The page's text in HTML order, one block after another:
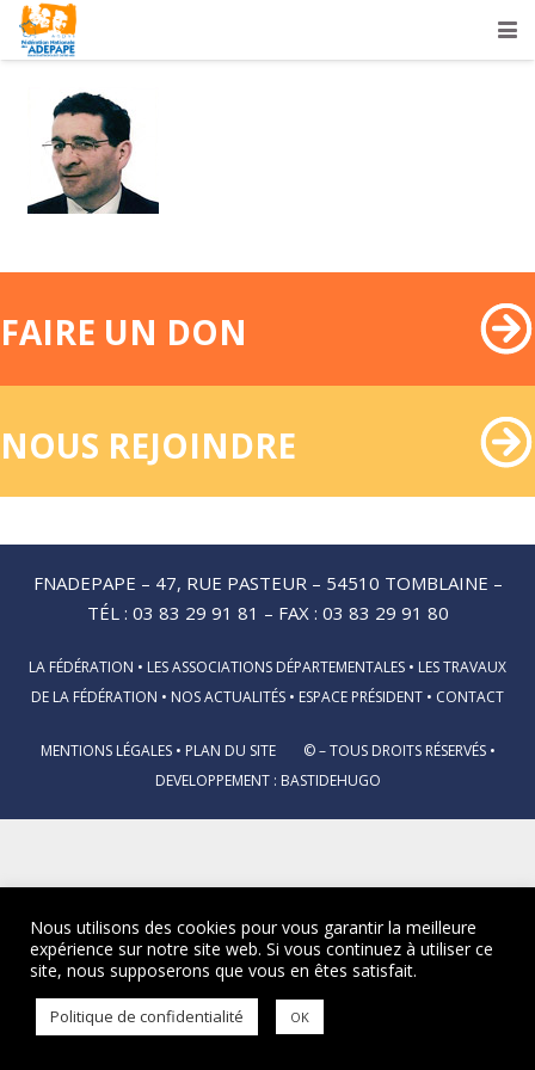
FAIRE UN DON
NOUS REJOINDRE
FNADEPAPE – 47, RUE PASTEUR – 54510 TOMBLAINE –
TÉL : 03 83 29 91 81 – FAX : 03 83 29 91 80
LA FÉDÉRATION • LES ASSOCIATIONS DÉPARTEMENTALES • LES TRAVAUX
DE LA FÉDÉRATION • NOS ACTUALITÉS • ESPACE PRÉSIDENT • CONTACT
MENTIONS LÉGALES• PLAN DU SITE
© – TOUS DROITS RÉSERVÉS •
DEVELOPPEMENT : BASTIDEHUGO
Nous utilisons des cookies pour vous garantir la meilleure
expérience sur notre site web. Si vous continuez à utiliser ce
site, nous supposerons que vous en êtes satisfait.
Politique de confidentialité OK